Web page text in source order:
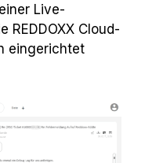
Live-
REDDOXX Cloud-
eingerichtet